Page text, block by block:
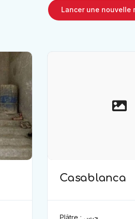
Lancer une nouvelle
Casablanca